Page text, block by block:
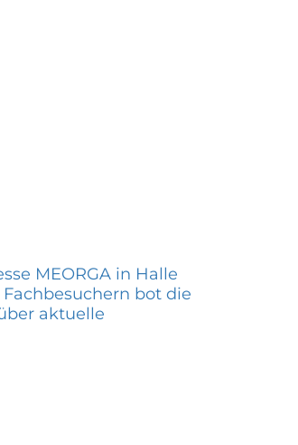
MEORGA in Halle
bot die
aktuelle